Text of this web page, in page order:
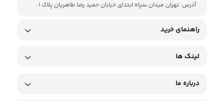
آدرس: تهران میدان سپاه ابتدای خیابان حمید رضا طاهریان پلاک 1 ،
راهنمای خرید
لینک ها
درباره ما